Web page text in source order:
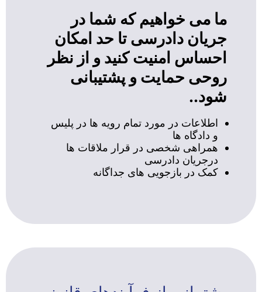
ما می خواهیم که شما در
جریان دادرسی تا حد امکان
احساس امنیت کنید و از نظر
روحی حمایت و پشتیبانی
شود..
اطلاعات در مورد تمام رویه ها در پلیس
و دادگاه ها
همراهی شخصی در قرار ملاقات ها
درجریان دادرسی
کمک در بازجویی های جداگانه